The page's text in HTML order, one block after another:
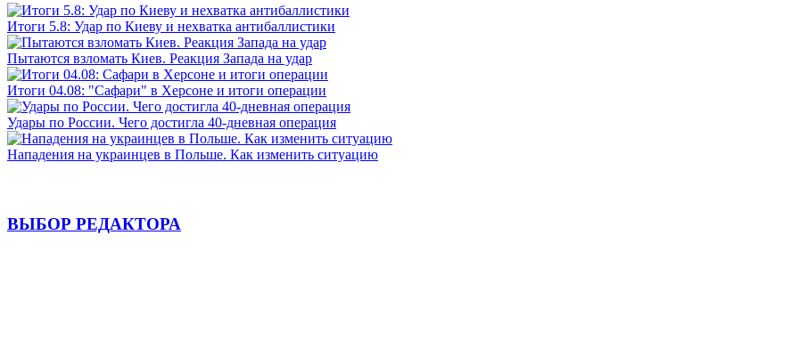
Итоги 5.8: Удар по Киеву и нехватка антибаллистики
Пытаются взломать Киев. Реакция Запада на удар
Итоги 04.08: "Сафари" в Херсоне и итоги операции
Удары по России. Чего достигла 40-дневная операция
Нападения на украинцев в Польше. Как изменить ситуацию
ВЫБОР РЕДАКТОРА